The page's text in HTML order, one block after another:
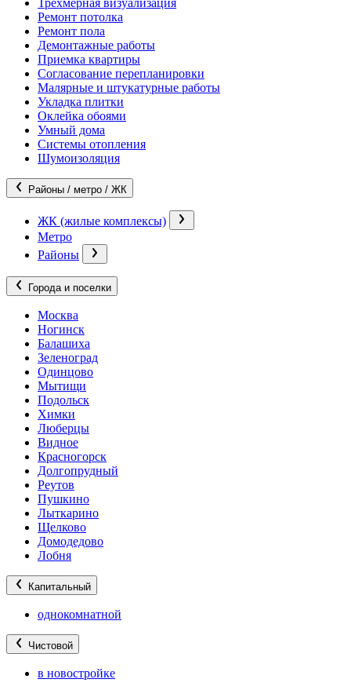
Трехмерная визуализация
Ремонт потолка
Ремонт пола
Демонтажные работы
Приемка квартиры
Согласование перепланировки
Малярные и штукатурные работы
Укладка плитки
Оклейка обоями
Умный дома
Системы отопления
Шумоизоляция
Районы / метро / ЖК
ЖК (жилые комплексы)
Метро
Районы
Города и поселки
Москва
Ногинск
Балашиха
Зеленоград
Одинцово
Мытищи
Подольск
Химки
Люберцы
Видное
Красногорск
Долгопрудный
Реутов
Пушкино
Лыткарино
Щелково
Домодедово
Лобня
Капитальный
однокомнатной
Чистовой
в новостройке